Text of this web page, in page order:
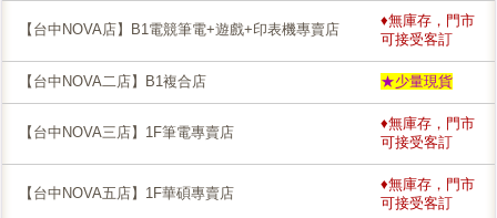
【台中NOVA店】B1電競筆電+遊戲+印表機專賣店
♦無庫存，門市
可接受客訂
【台中NOVA二店】B1複合店 ★少量現貨
【台中NOVA三店】1F筆電專賣店
♦無庫存，門市
可接受客訂
【台中NOVA五店】1F華碩專賣店
♦無庫存，門市
可接受客訂